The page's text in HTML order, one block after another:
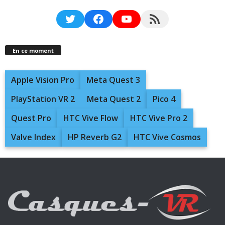
TwitterFacebookYouTubeRSS Feed
En ce moment
Apple Vision Pro
Meta Quest 3
PlayStation VR 2
Meta Quest 2
Pico 4
Quest Pro
HTC Vive Flow
HTC Vive Pro 2
Valve Index
HP Reverb G2 HTC Vive Cosmos